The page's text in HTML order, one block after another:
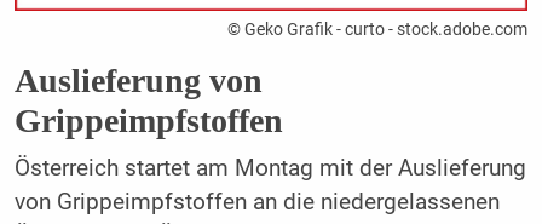
© Geko Grafik - curto - stock.adobe.com
Auslieferung von
Grippeimpfstoffen
Österreich startet am Montag mit der Auslieferung
von Grippeimpfstoffen an die niedergelassenen